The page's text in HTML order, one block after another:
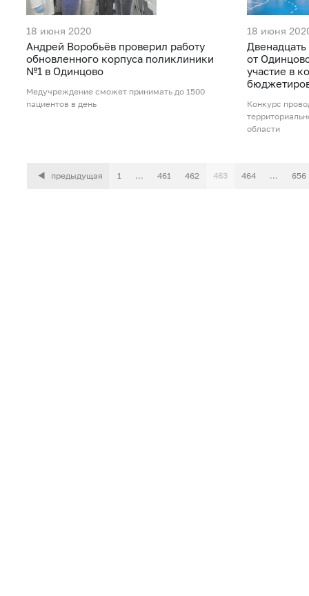
18 июня 2020
Андрей Воробьёв проверил работу
обновленного корпуса поликлиники
№1 в Одинцово
Медучреждение сможет принимать до 1500
пациентов в день
18 июня
от
участие в
Конкурс
области
предыдущая 1 ... 461 462 463 464 ... 656